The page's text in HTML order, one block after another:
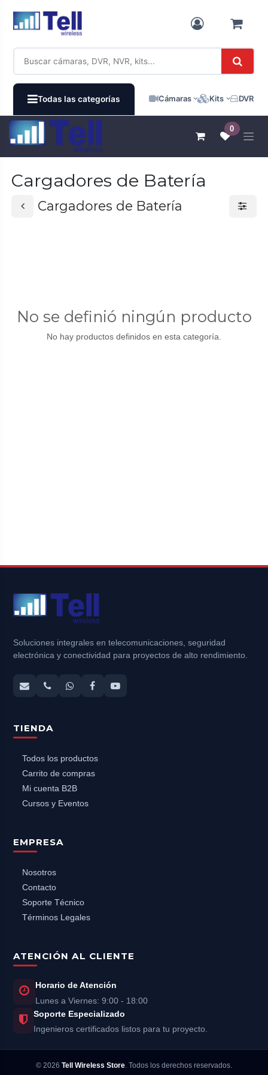
Todas las categorías Cámaras Kits DVR /
0
Cargadores de Batería
Cargadores de Batería
No se definió ningún producto
No hay productos definidos en esta categoría.
Soluciones integrales en telecomunicaciones, seguridad
electrónica y conectividad para proyectos de alto rendimiento.
TIENDA
Todos los productos
Carrito de compras
Mi cuenta B2B
Cursos y Eventos
EMPRESA
Nosotros
Contacto
Soporte Técnico
Términos Legales
ATENCIÓN AL CLIENTE
Horario de Atención
Lunes a Viernes: 9:00 - 18:00
Soporte Especializado
Ingenieros certificados listos para tu proyecto.
© 2026 Tell Wireless Store. Todos los derechos reservados.